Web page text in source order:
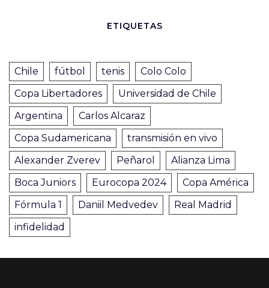
ETIQUETAS
Chile fútbol tenis
Colo Colo
Copa Libertadores
Universidad de Chile
Argentina
Carlos Alcaraz
Copa Sudamericana
transmisión en vivo
Alexander Zverev
Peñarol
Alianza Lima
Boca Juniors
Eurocopa 2024
Copa América
Fórmula 1
Daniil Medvedev
Real Madrid
infidelidad